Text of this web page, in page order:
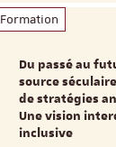
Formation
Du passé au
source
de stratégies
Une vision
inclusive